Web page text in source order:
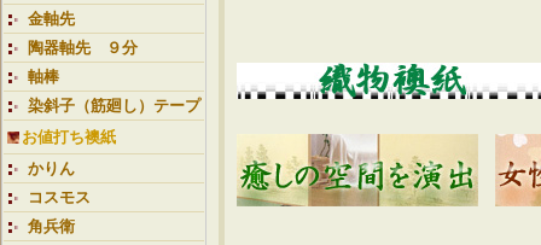
金軸先
陶器軸先 ９分
軸棒
染斜子（筋廻し）テープ
お値打ち襖紙
かりん
コスモス
角兵衛